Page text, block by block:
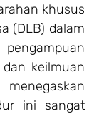
khusus
(DLB) dalam
keilmuan
ini sangat